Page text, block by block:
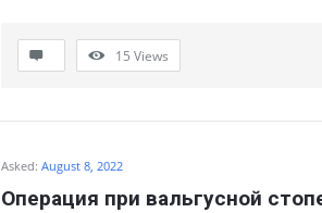
15 Views
Asked: August 8, 2022
Операция при вальгусной